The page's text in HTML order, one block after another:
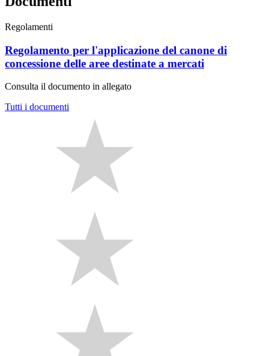
Regolamenti
Regolamento per l'applicazione del canone di
concessione delle aree destinate a mercati
Consulta il documento in allegato
Tutti i documenti